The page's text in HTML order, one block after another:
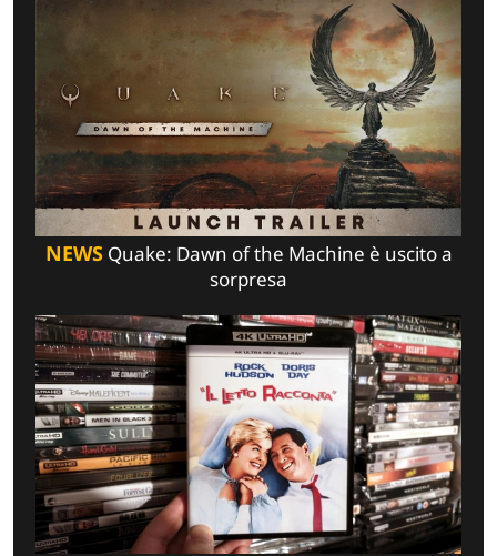
NEWSQuake: Dawn of the Machine è uscito a
sorpresa